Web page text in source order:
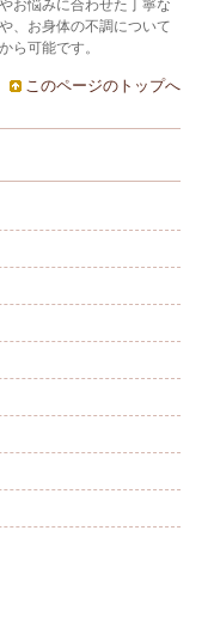
お悩みに合わせた丁寧な
、お身体の不調について
から可能です。
このページのトップへ